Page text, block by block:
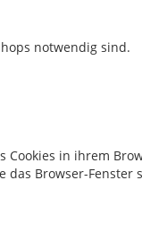
notwendig sind.
in ihrem
das Browser-Fenster